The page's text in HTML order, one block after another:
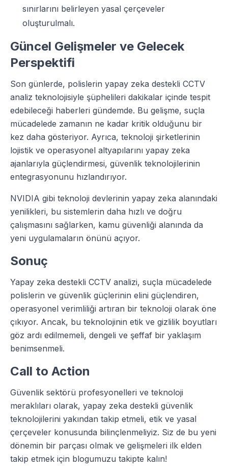
sınırlarını belirleyen yasal çerçeveler
oluşturulmalı.
Güncel Gelişmeler ve Gelecek
Perspektifi
Son günlerde, polislerin yapay zeka destekli CCTV
analiz teknolojisiyle şüphelileri dakikalar içinde tespit
edebileceği haberleri gündemde. Bu gelişme, suçla
mücadelede zamanın ne kadar kritik olduğunu bir
kez daha gösteriyor. Ayrıca, teknoloji şirketlerinin
lojistik ve operasyonel altyapılarını yapay zeka
ajanlarıyla güçlendirmesi, güvenlik teknolojilerinin
entegrasyonunu hızlandırıyor.
NVIDIA gibi teknoloji devlerinin yapay zeka alanındaki
yenilikleri, bu sistemlerin daha hızlı ve doğru
çalışmasını sağlarken, kamu güvenliği alanında da
yeni uygulamaların önünü açıyor.
Sonuç
Yapay zeka destekli CCTV analizi, suçla mücadelede
polislerin ve güvenlik güçlerinin elini güçlendiren,
operasyonel verimliliği artıran bir teknoloji olarak öne
çıkıyor. Ancak, bu teknolojinin etik ve gizlilik boyutları
göz ardı edilmemeli, dengeli ve şeffaf bir yaklaşım
benimsenmeli.
Call to Action
Güvenlik sektörü profesyonelleri ve teknoloji
meraklıları olarak, yapay zeka destekli güvenlik
teknolojilerini yakından takip etmeli, etik ve yasal
çerçeveler konusunda bilinçlenmeliyiz. Siz de bu yeni
dönemin bir parçası olmak ve gelişmeleri ilk elden
takip etmek için blogumuzu takipte kalın!